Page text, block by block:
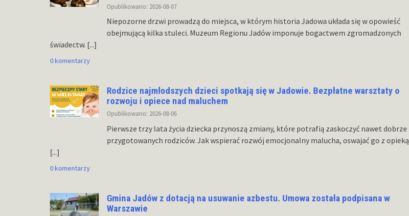
Opublikowano: 2026-08-07
Niepozorne drzwi prowadzą do miejsca, w którym historia Jadowa układa się w opowieść
obejmującą kilka stuleci. Muzeum Regionu Jadów imponuje bogactwem zgromadzonych
świadectw. [...]
0 komentarzy
Rodzice najmłodszych dzieci spotkają się w Jadowie. Bezpłatne warsztaty o
rozwoju i opiece nad maluchem
Opublikowano: 2026-08-06
Pierwsze trzy lata życia dziecka przynoszą zmiany, które potrafią zaskoczyć nawet dobrze
przygotowanych rodziców. Jak wspierać rozwój emocjonalny malucha, oswajać go z opieką
[...]
0 komentarzy
Gmina Jadów z dotacją na usuwanie azbestu. Umowa została podpisana w
Warszawie